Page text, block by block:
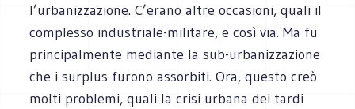
l’urbanizzazione. C’erano altre occasioni, quali il
complesso industriale-militare, e così via. Ma fu
principalmente mediante la sub-urbanizzazione
che i surplus furono assorbiti. Ora, questo creò
molti problemi, quali la crisi urbana dei tardi